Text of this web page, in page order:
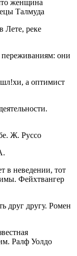
женщина
Талмуда
Лете, реке
они
а оптимист
Ж. Руссо
в неведении, тот
Фейхтвангер
друг другу. Ромен
Ралф Уолдо